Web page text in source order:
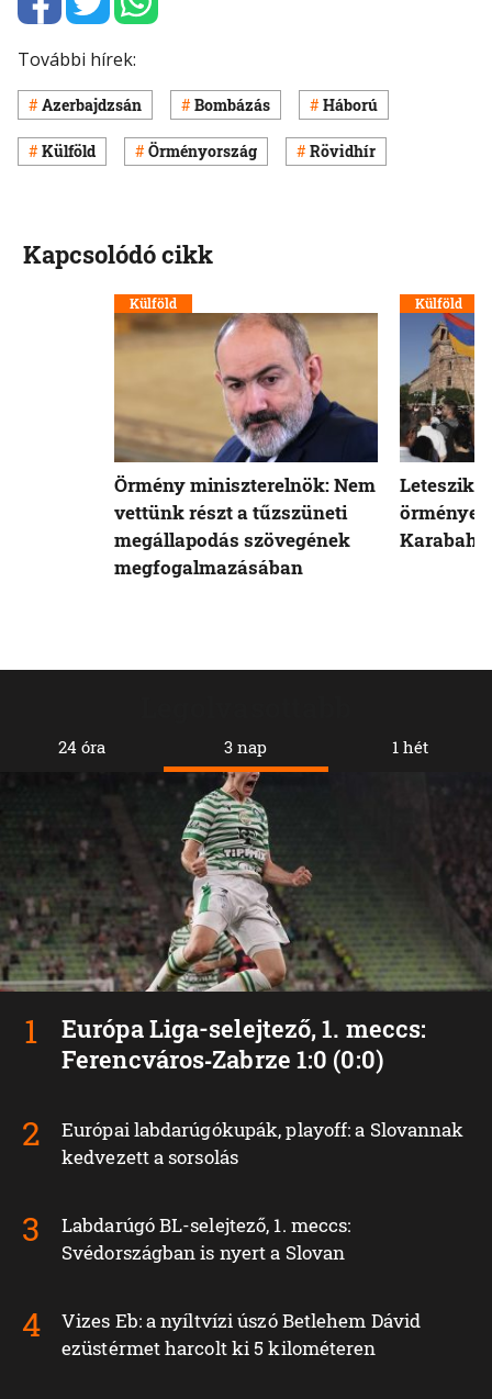
További hírek:
Azerbajdzsán Bombázás Háború
Külföld Örményország Rövidhír
24 óra 3 nap
Európa Liga-selejtező, 1. meccs:
Ferencváros‑Zabrze 1:0 (0:0)
Európai labdarúgókupák, playoff: a Slovannak
kedvezett a sorsolás
Labdarúgó BL-selejtező, 1. meccs:
Svédországban is nyert a Slovan
Vizes Eb: a nyíltvízi úszó Betlehem Dávid
ezüstérmet harcolt ki 5 kilométeren
1 hét
Kapcsolódó cikk
Külföld
Örmény miniszterelnök: Nem
vettünk részt a tűzszüneti
megállapodás szövegének
megfogalmazásában
Külföld
Leteszik